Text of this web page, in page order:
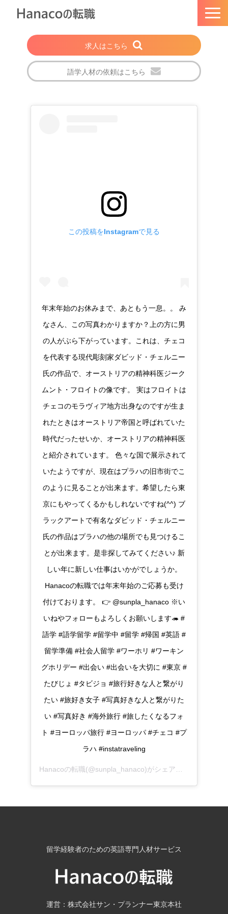
求人はこちら
語学人材の依頼はこちら
会社概要
この投稿をInstagramで見る
年末年始のお休みまで、あともう一息。。 み
なさん、この写真わかりますか？上の方に男
の人がぶら下がっています。これは、チェコ
を代表する現代彫刻家ダビッド・チェルニー
氏の作品で、オーストリアの精神科医ジーク
ムント・フロイトの像です。 実はフロイトは
チェコのモラヴィア地方出身なのですが生ま
れたときはオーストリア帝国と呼ばれていた
時代だったせいか、オーストリアの精神科医
と紹介されています。 色々な国で展示されて
いたようですが、現在はプラハの旧市街でこ
のように見ることが出来ます。希望したら東
京にもやってくるかもしれないですね(^^) ブ
ラックアートで有名なダビッド・チェルニー
氏の作品はプラハの他の場所でも見つけるこ
とが出来ます。是非探してみてください♪ 新
しい年に新しい仕事はいかがでしょうか。
Hanacoの転職では年末年始のご応募も受け
付けております。 👉 @sunpla_hanaco ※い
いねやフォローもよろしくお願いします🦔 #
語学 #語学留学 #留学中 #留学 #帰国 #英語 #
留学準備 #社会人留学 #ワーホリ #ワーキン
グホリデー #出会い #出会いを大切に #東京 #
たびじょ #タビジョ #旅行好きな人と繋がり
たい #旅好き女子 #写真好きな人と繋がりた
い #写真好き #海外旅行 #旅したくなるフォ
ト #ヨーロッパ旅行 #ヨーロッパ #チェコ #プ
ラハ #instatraveling
Hanacoの転職(@sunpla_hanaco)がシェアした投稿 -
留学経験者のための英語専門人材サービス
運営：株式会社サン・プランナー東京本社